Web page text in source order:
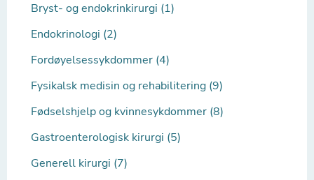
Bryst- og endokrinkirurgi (1)
Endokrinologi (2)
Fordøyelsessykdommer (4)
Fysikalsk medisin og rehabilitering (9)
Fødselshjelp og kvinnesykdommer (8)
Gastroenterologisk kirurgi (5)
Generell kirurgi (7)